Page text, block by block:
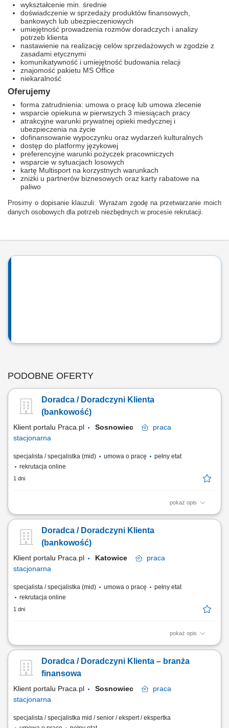
wykształcenie min. średnie
doświadczenie w sprzedaży produktów finansowych,
bankowych lub ubezpieczeniowych
umiejętność prowadzenia rozmów doradczych i analizy
potrzeb klienta
nastawienie na realizację celów sprzedażowych w zgodzie z
zasadami etycznymi
komunikatywność i umiejętność budowania relacji
znajomość pakietu MS Office
niekaralność
Oferujemy
forma zatrudnienia: umowa o pracę lub umowa zlecenie
wsparcie opiekuna w pierwszych 3 miesiącach pracy
atrakcyjne warunki prywatnej opieki medycznej i
ubezpieczenia na życie
dofinansowanie wypoczynku oraz wydarzeń kulturalnych
dostęp do platformy językowej
preferencyjne warunki pożyczek pracowniczych
wsparcie w sytuacjach losowych
kartę Multisport na korzystnych warunkach
zniżki u partnerów biznesowych oraz karty rabatowe na
paliwo
Prosimy o dopisanie klauzuli: Wyrażam zgodę na przetwarzanie moich
danych osobowych dla potrzeb niezbędnych w procesie rekrutacji.
PODOBNE OFERTY
Doradca / Doradczyni Klienta
(bankowość)
Klient portalu Praca.pl Sosnowiec
praca
stacjonarna
specjalista / specjalistka (mid) umowa o pracę
pełny etat
rekrutacja online
1 dni
pokaż opis
obsługa klientów; utrzymywanie dobrych relacji z klientami; realizacja
firm;
Doradca / Doradczyni Klienta
(bankowość)
Klient portalu Praca.pl Katowice
praca
stacjonarna
specjalista / specjalistka (mid) umowa o pracę
pełny etat
rekrutacja online
1 dni
pokaż opis
obsługa klientów; utrzymywanie dobrych relacji z klientami; realizacja
firm;
Doradca / Doradczyni Klienta – branża
finansowa
Klient portalu Praca.pl Sosnowiec
praca
stacjonarna
specjalista / specjalistka mid / senior / ekspert / ekspertka